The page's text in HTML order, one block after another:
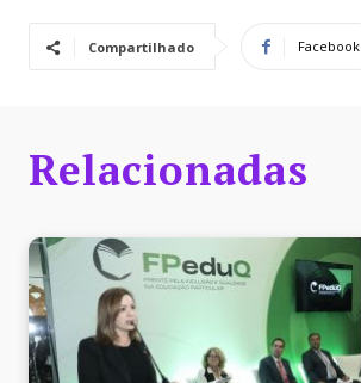
Compartilhado Facebook
Relacionadas